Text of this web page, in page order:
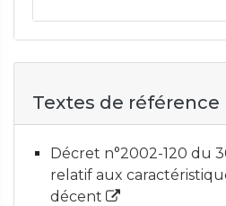
Textes de référence
Décret n°2002-120 du
relatif aux
décent